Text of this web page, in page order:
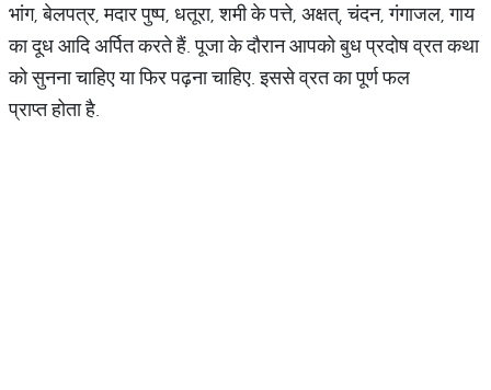
भांग, बेलपत्र, मदार पुष्प, धतूरा, शमी के पत्ते, अक्षत्, चंदन, गंगाजल, गाय
का दूध आदि अर्पित करते हैं. पूजा के दौरान आपको बुध प्रदोष व्रत कथा
को सुनना चाहिए या फिर पढ़ना चाहिए. इससे व्रत का पूर्ण फल
प्राप्त होता है.